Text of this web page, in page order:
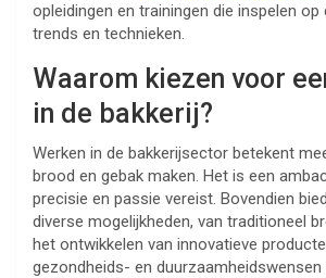
opleidingen en trainingen die inspelen op
trends en technieken.
Waarom kiezen voor
in de bakkerij?
Werken in de bakkerijsector betekent
brood en gebak maken. Het is een
precisie en passie vereist. Bovendien
diverse mogelijkheden, van traditioneel
het ontwikkelen van innovatieve
gezondheids- en duurzaamheidswensen